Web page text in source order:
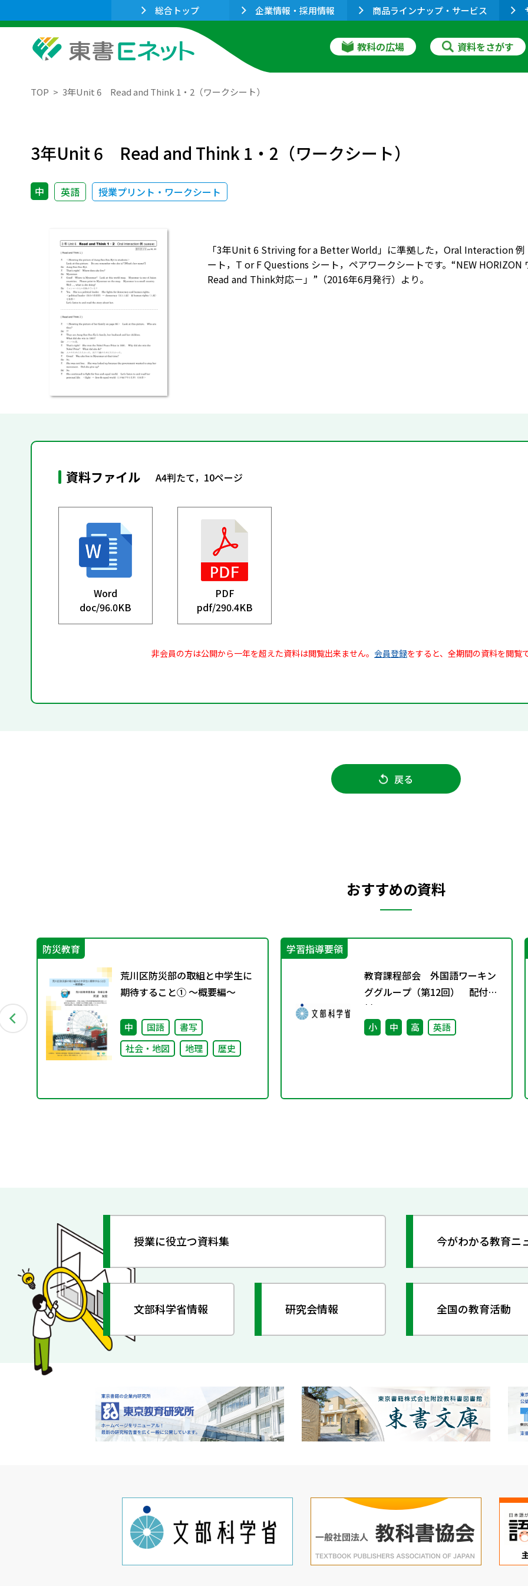
総合トップ 企業情報・採用情報 商品ラインナップ・サービス
教科の広場 資料をさがす
TOP 3年Unit 6 Read and Think 1・2（ワークシート）
3年Unit 6 Read and Think 1・2（ワークシート）
中 英語 授業プリント・ワークシート
「3年Unit 6 Striving for a Better World」に準拠した，Oral Interaction
ート，T or F Questions シート，ペアワークシートです。“NEW
Read and Think対応－」”（2016年6月発行）より。
資料ファイル A4判たて，10ページ
Word
doc/96.0KB
PDF
pdf/290.4KB
非会員の方は公開から一年を超えた資料は閲覧出来ません。 会員登録をすると、全期間の資料を閲覧
戻る
おすすめの資料
防災教育
荒川区防災部の取組と中学生に
期待すること① ～概要編～
中 国語
書写
社会・地図
地理 歴史
学習指導要領
教育課程部会 外国語ワーキン
ググループ（第12回） 配付資
料
小 中 高 英語
授業に役立つ資料集 今がわかる教育ニ
文部科学省情報 研究会情報 全国の教育活動